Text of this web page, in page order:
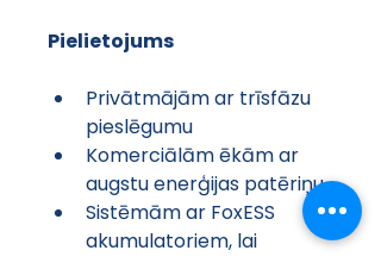
Pielietojums
Privātmājām ar trīsfāzu
pieslēgumu
Komerciālām ēkām ar
augstu enerģijas patēriņu
Sistēmām ar FoxESS
akumulatoriem, lai